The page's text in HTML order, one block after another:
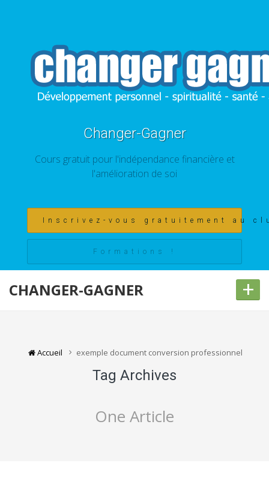
Changer-Gagner
Cours gratuit pour l'indépendance financière et
l'amélioration de soi
Inscrivez-vous gratuitement au
Formations !
CHANGER-GAGNER +
Accueil exemple document conversion professionnel
Tag Archives
One Article